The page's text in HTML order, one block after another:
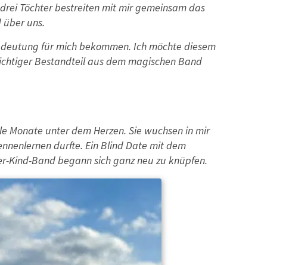
Töchter bestreiten mit mir gemeinsam das
über uns.
für mich bekommen. Ich möchte diesem
Bestandteil aus dem magischen Band
Monate unter dem Herzen. Sie wuchsen in mir
durfte. Ein Blind Date mit dem
Kind-Band begann sich ganz neu zu knüpfen.